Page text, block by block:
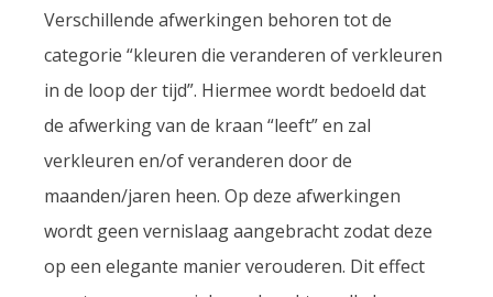
Verschillende afwerkingen behoren tot de
categorie “kleuren die veranderen of verkleuren
in de loop der tijd”. Hiermee wordt bedoeld dat
de afwerking van de kraan “leeft” en zal
verkleuren en/of veranderen door de
maanden/jaren heen. Op deze afwerkingen
wordt geen vernislaag aangebracht zodat deze
op een elegante manier verouderen. Dit effect